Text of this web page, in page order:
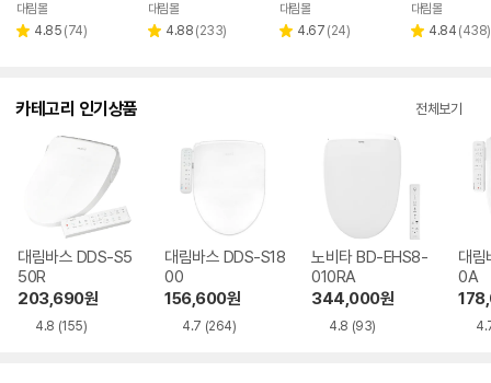
대림몰
별 4.85 리
(74)
대림몰
별 4.88 리
(233)
대림몰
별 4.67 리
(24)
대림몰
별 4.84 리
(438)
카테고리 인기상품 전체보기
대림바스 DDS-S5
50R
203,690원
4.8 (155)
대림바스 DDS-S18
00
156,600원
4.7 (264)
노비타 BD-EHS8-
010RA
344,000원
4.8 (93)
대림
0A